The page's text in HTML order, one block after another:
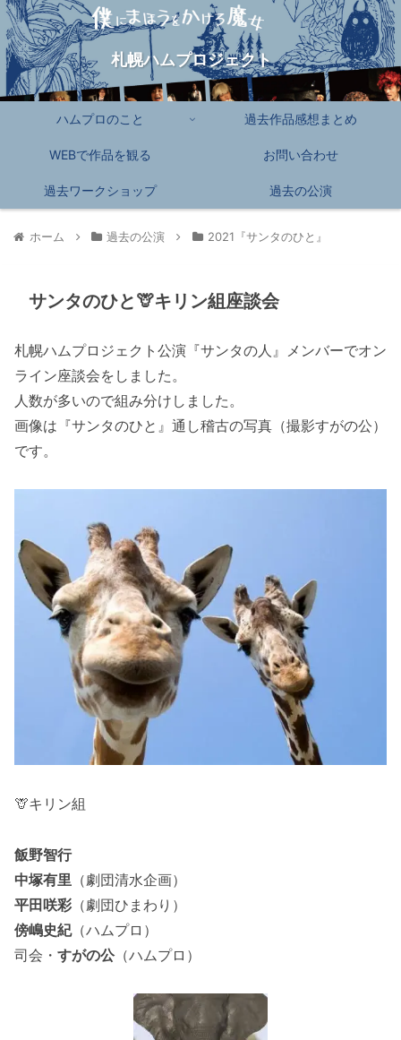
札幌ハムプロジェクト
ハムプロのこと 過去作品感想まとめ
WEBで作品を観る お問い合わせ
過去ワークショップ 過去の公演
ホーム 過去の公演 2021『サンタのひと』
サンタのひと🦒キリン組座談会
札幌ハムプロジェクト公演『サンタの人』メンバーでオン
ライン座談会をしました。
人数が多いので組み分けしました。
画像は『サンタのひと』通し稽古の写真（撮影すがの公）
です。
🦒キリン組
飯野智行
中塚有里 （劇団清水企画）
平田咲彩 （劇団ひまわり）
傍嶋史紀（ハムプロ）
司会・ すがの公（ハムプロ）